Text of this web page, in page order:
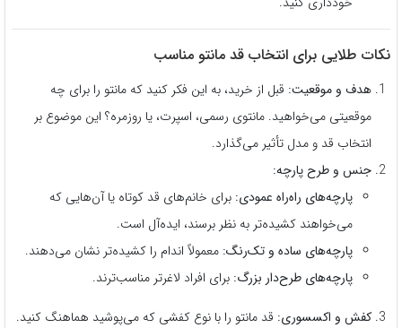
نکات طلایی برای انتخاب قد مانتو مناسب
هدف و موقعیت: قبل از خرید، به این فکر کنید که مانتو را برای چه
موقعیتی می‌خواهید. مانتوی رسمی، اسپرت، یا روزمره؟ این موضوع بر
انتخاب قد و مدل تأثیر می‌گذارد.
جنس و طرح پارچه:
پارچه‌های راه‌راه عمودی: برای خانم‌های قد کوتاه یا آن‌هایی که
می‌خواهند کشیده‌تر به نظر برسند، ایده‌آل است.
پارچه‌های ساده و تک‌رنگ: معمولاً اندام را کشیده‌تر نشان می‌دهند.
پارچه‌های طرح‌دار بزرگ: برای افراد لاغرتر مناسب‌ترند.
کفش و اکسسوری: قد مانتو را با نوع کفشی که می‌پوشید هماهنگ کنید.